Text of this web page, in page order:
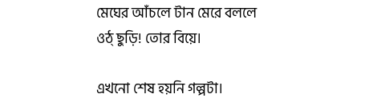
মেঘের আঁচলে টান মেরে বললে
ওঠ্ ছুড়ি! তোর বিয়ে।
এখনো শেষ হয়নি গল্পটা।